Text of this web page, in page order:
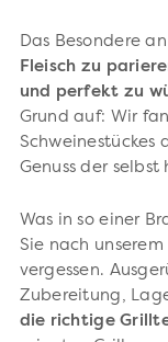
Das Besondere
Fleisch zu
und perfekt zu
Grund auf: Wir
Schweinestückes
Genuss der
Was in so einer
Sie nach
vergessen.
Zubereitung,
die richtige